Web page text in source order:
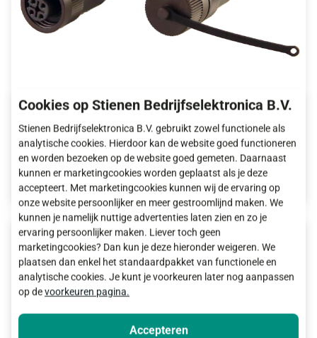
PL-RV Set plug
Meer informatie
Cookies op Stienen Bedrijfselektronica B.V.
Stienen Bedrijfselektronica B.V. gebruikt zowel functionele als
analytische cookies. Hierdoor kan de website goed functioneren
en worden bezoeken op de website goed gemeten. Daarnaast
kunnen er marketingcookies worden geplaatst als je deze
accepteert. Met marketingcookies kunnen wij de ervaring op
onze website persoonlijker en meer gestroomlijnd maken. We
kunnen je namelijk nuttige advertenties laten zien en zo je
ervaring persoonlijker maken. Liever toch geen
marketingcookies? Dan kun je deze hieronder weigeren. We
plaatsen dan enkel het standaardpakket van functionele en
analytische cookies. Je kunt je voorkeuren later nog aanpassen
op devoorkeuren pagina.
Accepteren